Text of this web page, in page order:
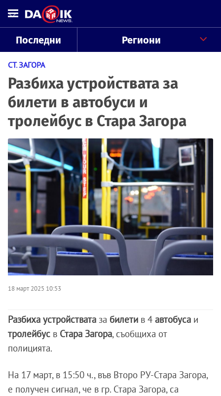
Последни Региони
СТ. ЗАГОРА
Разбиха устройствата за
билети в автобуси и
тролейбус в Стара Загора
18 март 2025 10:53
Разбиха устройствата за билети в 4 автобуса и
тролейбус в Стара Загора, съобщиха от
полицията.
На 17 март, в 15:50 ч., във Второ РУ-Стара Загора,
е получен сигнал, че в гр. Стара Загора, са